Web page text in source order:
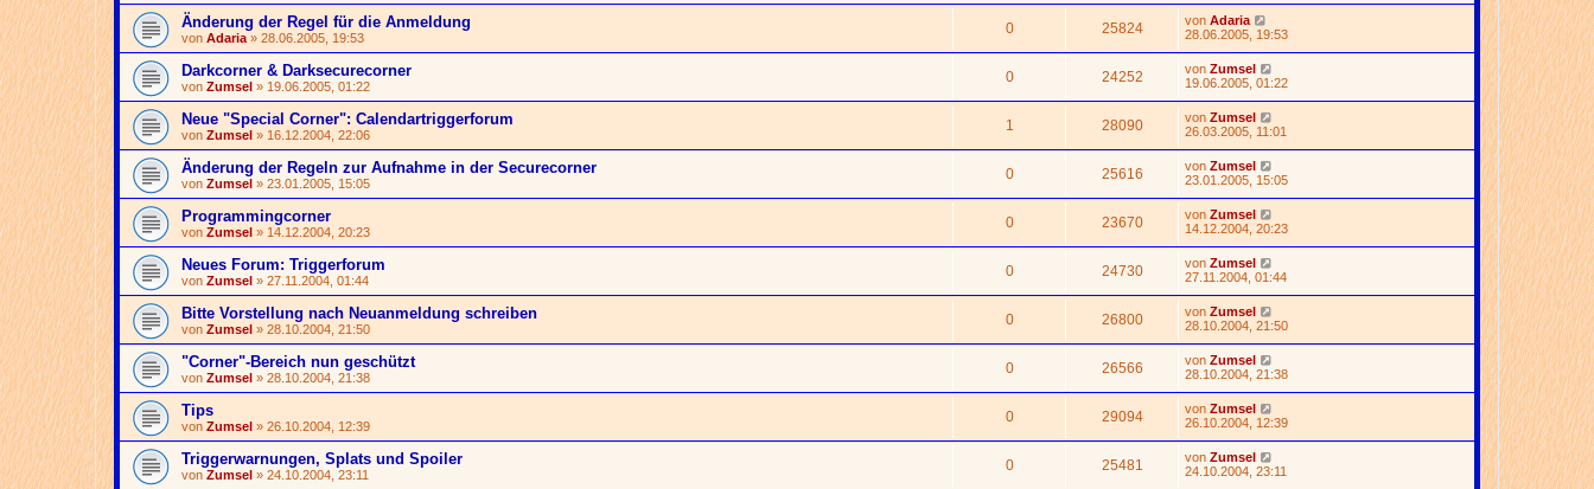
Änderung der Regel für die Anmeldung
von Adaria » 28.06.2005, 19:53
0 25824 von Adaria
28.06.2005, 19:53
Darkcorner & Darksecurecorner
von Zumsel » 19.06.2005, 01:22
0 24252 von Zumsel
19.06.2005, 01:22
Neue "Special Corner": Calendartriggerforum
von Zumsel » 16.12.2004, 22:06
1 28090 von Zumsel
26.03.2005, 11:01
Änderung der Regeln zur Aufnahme in der Securecorner
von Zumsel » 23.01.2005, 15:05
0 25616 von Zumsel
23.01.2005, 15:05
Programmingcorner
von Zumsel » 14.12.2004, 20:23
0 23670 von Zumsel
14.12.2004, 20:23
Neues Forum: Triggerforum
von Zumsel » 27.11.2004, 01:44
0 24730 von Zumsel
27.11.2004, 01:44
Bitte Vorstellung nach Neuanmeldung schreiben
von Zumsel » 28.10.2004, 21:50
0 26800 von Zumsel
28.10.2004, 21:50
"Corner"-Bereich nun geschützt
von Zumsel » 28.10.2004, 21:38
0 26566 von Zumsel
28.10.2004, 21:38
Tips
von Zumsel » 26.10.2004, 12:39
0 29094 von Zumsel
26.10.2004, 12:39
Triggerwarnungen, Splats und Spoiler
von Zumsel » 24.10.2004, 23:11
0 25481 von Zumsel
24.10.2004, 23:11